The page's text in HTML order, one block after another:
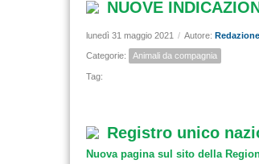
NUOVE
lunedì 31 maggio 2021 / Autore:
Categorie: Animali da compagnia
Tag:
Registro unico
Nuova pagina sul sito della